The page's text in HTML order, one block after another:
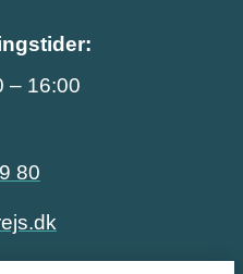
– 16:00
80